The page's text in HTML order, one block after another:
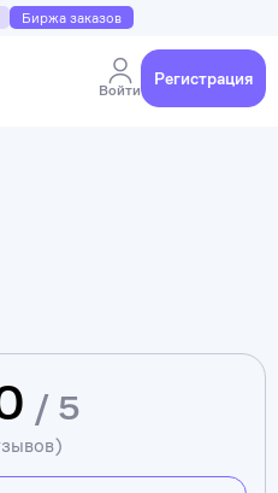
Биржа заказов
Войти
Регистрация
/ 5